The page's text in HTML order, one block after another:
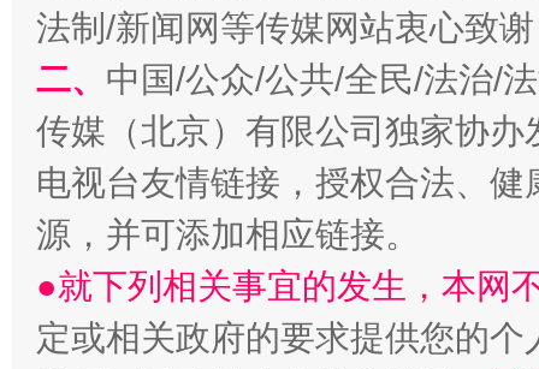
法制/新闻网等传媒网站衷心致
二、 中国/公众/公共/全民/法治/
传媒（北京）有限公司独家协
电视台友情链接，授权合法、
源，并可添加相应链接。
●就下列相关事宜的发生，本网
定或相关政府的要求提供您的个